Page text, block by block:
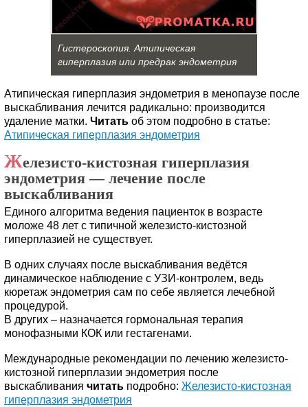
Гистероскопия. Атипическая
гиперплазия или предрак эндометрия
Атипическая гиперплазия эндометрия в менопаузе после
выскабливания лечится радикально: производится
удаление матки. Читать об этом подробно в статье:
Атипическая гиперплазия эндометрия
Железисто-кистозная гиперплазия
эндометрия — лечение после
выскабливания
Единого алгоритма ведения пациенток в возрасте
моложе 48 лет с типичной железисто-кистозной
гиперплазией не существует.
В одних случаях после выскабливания ведётся
динамическое наблюдение с УЗИ-контролем, ведь
кюретаж эндометрия сам по себе является лечебной
процедурой.
В других – назначается гормональная терапия
монофазными КОК или гестагенами.
Международные рекомендации по лечению железисто-
кистозной гиперплазии эндометрия после
выскабливания читать подробно: Железисто-кистозная
гиперплазия эндометрия